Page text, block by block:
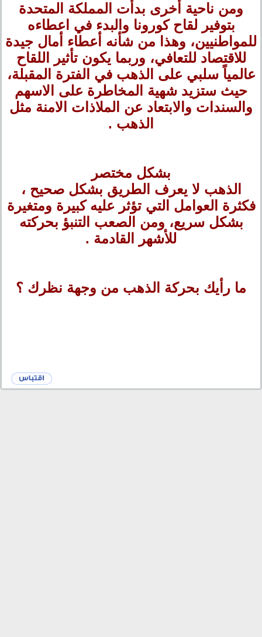
ومن ناحية أخرى بدأت المملكة المتحدة
بتوفير لقاح كورونا والبدء في اعطاءه
للمواطنيين، وهذا من شأنه أعطاء أمال جيدة
للاقتصاد للتعافي، وربما يكون تأثير اللقاح
عالمياً سلبي على الذهب في الفترة المقبلة،
حيث ستزيد شهية المخاطرة على الاسهم
والسندات والابتعاد عن الملاذات الامنة مثل
الذهب .
بشكل مختصر
الذهب لا يعرف الطريق بشكل صحيح ،
فكثرة العوامل التي تؤثر عليه كبيرة ومتغيرة
بشكل سريع، ومن الصعب التنبؤ بحركته
للأشهر القادمة .
ما رأيك بحركة الذهب من وجهة نظرك ؟